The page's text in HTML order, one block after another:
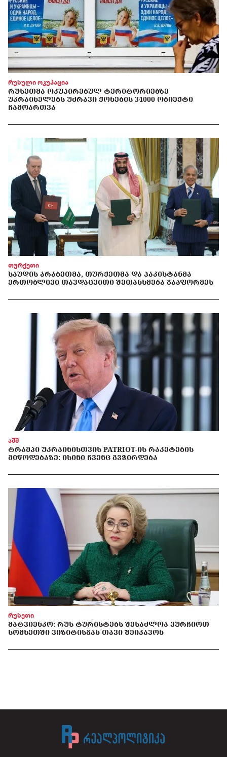
რუსული ოკუპაცია
ᲠᲣᲡᲔᲗᲛᲐ ᲝᲙᲣᲞᲘᲠᲔᲑᲣᲚ ᲢᲔᲠᲘᲢᲝᲠᲘᲔᲑᲖᲔ
ᲣᲙᲠᲐᲘᲜᲔᲚᲔᲑᲡ ᲣᲫᲠᲐᲕᲘ ᲥᲝᲜᲔᲑᲘᲡ 34000 ᲝᲑᲘᲔᲥᲢᲘ
ᲩᲐᲛᲝᲐᲠᲗᲕᲐ
თურქეთი
ᲡᲐᲣᲓᲘᲡ ᲐᲠᲐᲑᲔᲗᲛᲐ, ᲗᲣᲠᲥᲔᲗᲛᲐ ᲓᲐ ᲞᲐᲙᲘᲡᲢᲐᲜᲛᲐ
ᲔᲠᲗᲝᲑᲚᲘᲕᲘ ᲗᲐᲕᲓᲐᲪᲕᲘᲗᲘ ᲨᲔᲗᲐᲜᲮᲛᲔᲑᲐ ᲒᲐᲐᲤᲝᲠᲛᲔᲡ
აშშ
ᲢᲠᲐᲛᲞᲘ ᲣᲙᲠᲐᲘᲜᲘᲡᲗᲕᲘᲡ PATRIOT-ᲘᲡ ᲠᲐᲙᲔᲢᲔᲑᲘᲡ
ᲛᲘᲬᲝᲓᲔᲑᲐᲖᲔ: ᲘᲡᲘᲜᲘ ᲩᲕᲔᲜᲪ ᲒᲕᲭᲘᲠᲓᲔᲑᲐ
რუსეთი
ᲛᲐᲢᲕᲘᲔᲜᲙᲝ: ᲠᲣᲡ ᲢᲣᲠᲘᲡᲢᲔᲑᲡ ᲨᲔᲡᲐᲫᲚᲝᲐ ᲕᲣᲠᲩᲘᲝᲗ
ᲡᲝᲛᲮᲔᲗᲨᲘ ᲕᲘᲖᲘᲢᲘᲡᲒᲐᲜ ᲗᲐᲕᲘ ᲨᲔᲘᲙᲐᲕᲝᲜ